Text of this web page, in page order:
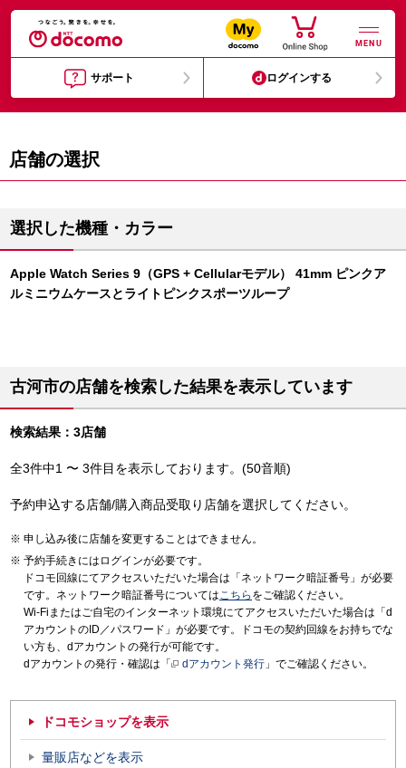
MENU
サポート ログインする
店舗の選択
選択した機種・カラー
Apple Watch Series 9（GPS + Cellularモデル） 41mm ピンクア
ルミニウムケースとライトピンクスポーツループ
古河市の店舗を検索した結果を表示しています
検索結果：3店舗
全3件中1 〜 3件目を表示しております。(50音順)
予約申込する店舗/購入商品受取り店舗を選択してください。
申し込み後に店舗を変更することはできません。
予約手続きにはログインが必要です。
ドコモ回線にてアクセスいただいた場合は「ネットワーク暗証番号」が必要
です。ネットワーク暗証番号についてはこちら をご確認ください。
Wi-Fiまたはご自宅のインターネット環境にてアクセスいただいた場合は「d
アカウントのID／パスワード」が必要です。ドコモの契約回線をお持ちでな
い方も、dアカウントの発行が可能です。
dアカウントの発行・確認は「
dアカウント発行 」でご確認ください。
ドコモショップを表示
量販店などを表示